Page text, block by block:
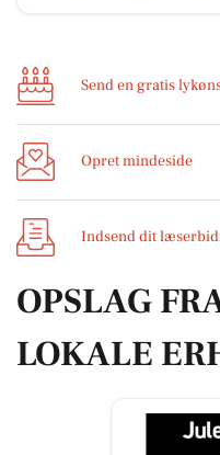
Send en gratis
Opret mindeside
Indsend dit
OPSLAG
LOKALE